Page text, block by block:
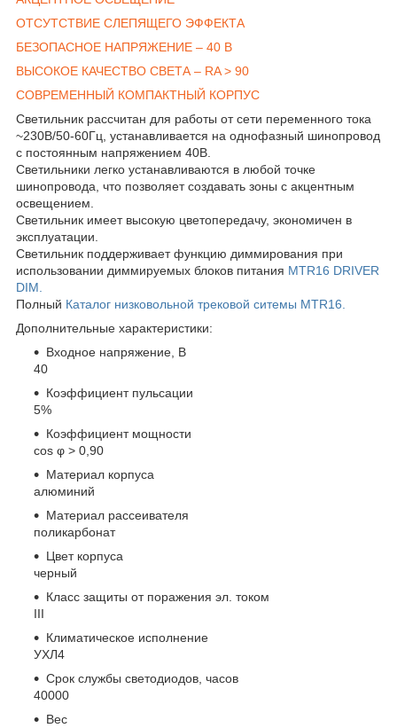
ОТСУТСТВИЕ СЛЕПЯЩЕГО ЭФФЕКТА
БЕЗОПАСНОЕ НАПРЯЖЕНИЕ – 40 В
ВЫСОКОЕ КАЧЕСТВО СВЕТА – RA > 90
СОВРЕМЕННЫЙ КОМПАКТНЫЙ КОРПУС
Светильник рассчитан для работы от сети переменного тока
~230В/50-60Гц, устанавливается на однофазный шинопровод
c постоянным напряжением 40В.
Светильники легко устанавливаются в любой точке
шинопровода, что позволяет создавать зоны с акцентным
освещением.
Светильник имеет высокую цветопередачу, экономичен в
эксплуатации.
Светильник поддерживает функцию диммирования при
использовании диммируемых блоков питания MTR16 DRIVER
DIM.
Полный Каталог низковольной трековой ситемы MTR16.
Дополнительные характеристики:
Входное напряжение, В
40
Коэффициент пульсации
5%
Коэффициент мощности
cos φ > 0,90
Материал корпуса
алюминий
Материал рассеивателя
поликарбонат
Цвет корпуса
черный
Класс защиты от поражения эл. током
III
Климатическое исполнение
УХЛ4
Срок службы светодиодов, часов
40000
Вес